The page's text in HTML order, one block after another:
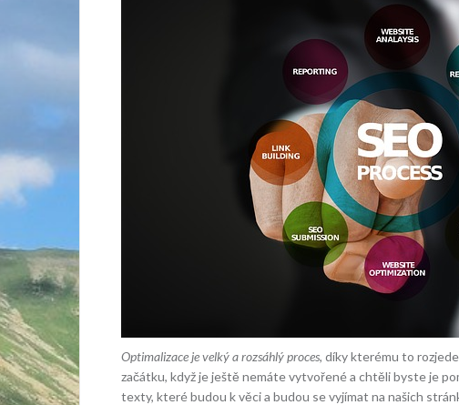
Optimalizace je velký a rozsáhlý proces, díky kterému to
začátku, když je ještě nemáte vytvořené a chtěli byste je
texty, které budou k věci a budou se vyjímat na našich